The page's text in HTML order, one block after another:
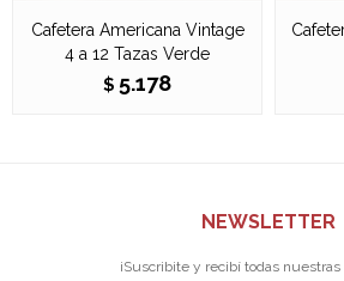
Cafetera Americana Vintage
4 a 12 Tazas Verde
$ 5.178
NEWSLETTER
¡Suscribite y recibí todas nuestras